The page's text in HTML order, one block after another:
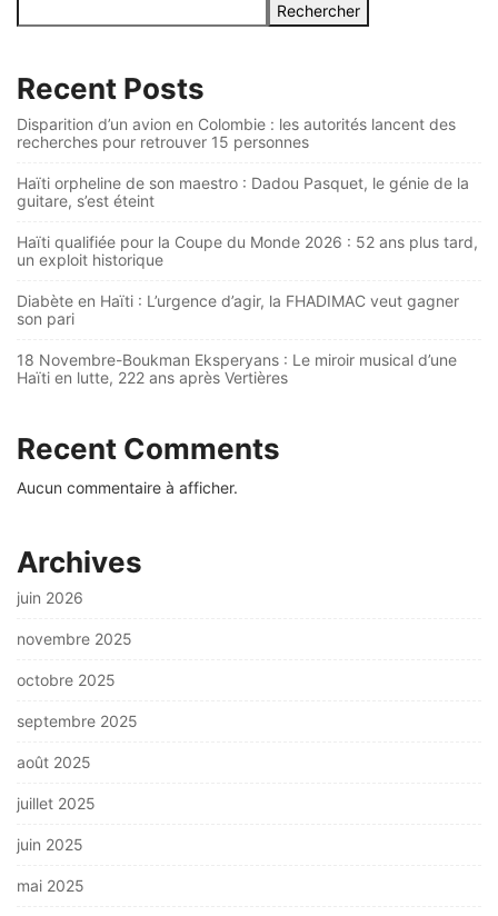
Rechercher
Recent Posts
Disparition d’un avion en Colombie : les autorités lancent des
recherches pour retrouver 15 personnes
Haïti orpheline de son maestro : Dadou Pasquet, le génie de la
guitare, s’est éteint
Haïti qualifiée pour la Coupe du Monde 2026 : 52 ans plus tard,
un exploit historique
Diabète en Haïti : L’urgence d’agir, la FHADIMAC veut gagner
son pari
18 Novembre-Boukman Eksperyans : Le miroir musical d’une
Haïti en lutte, 222 ans après Vertières
Recent Comments
Aucun commentaire à afficher.
Archives
juin 2026
novembre 2025
octobre 2025
septembre 2025
août 2025
juillet 2025
juin 2025
mai 2025